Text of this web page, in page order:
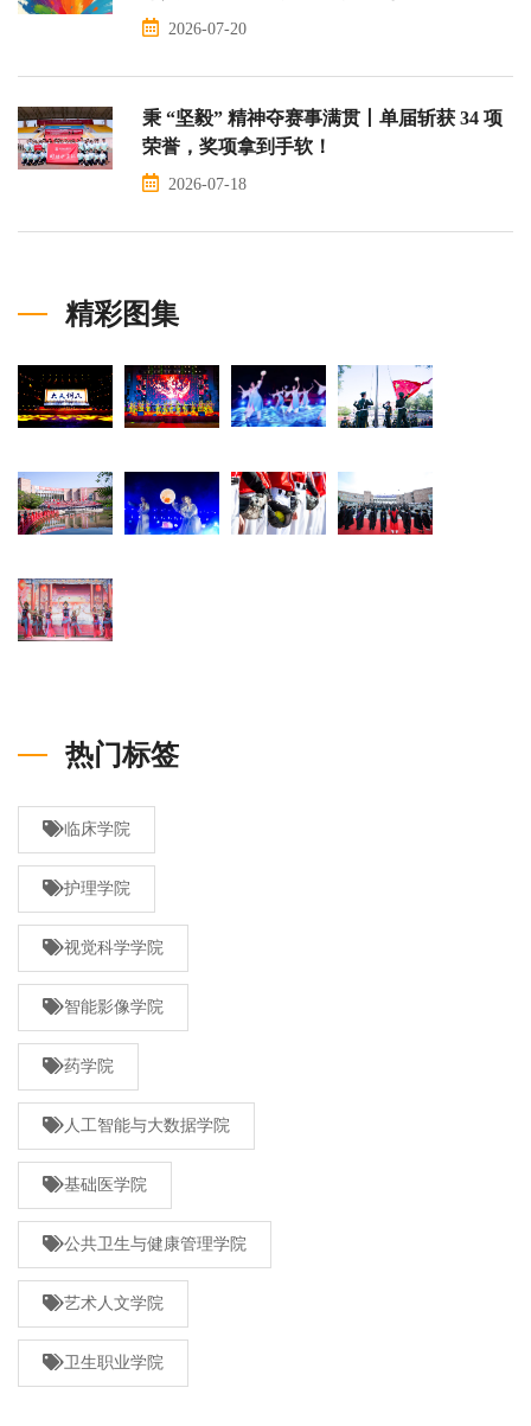
2026-07-20
秉 “坚毅” 精神夺赛事满贯丨单届斩获 34 项
荣誉，奖项拿到手软！
2026-07-18
精彩图集
热门标签
临床学院
护理学院
视觉科学学院
智能影像学院
药学院
人工智能与大数据学院
基础医学院
公共卫生与健康管理学院
艺术人文学院
卫生职业学院